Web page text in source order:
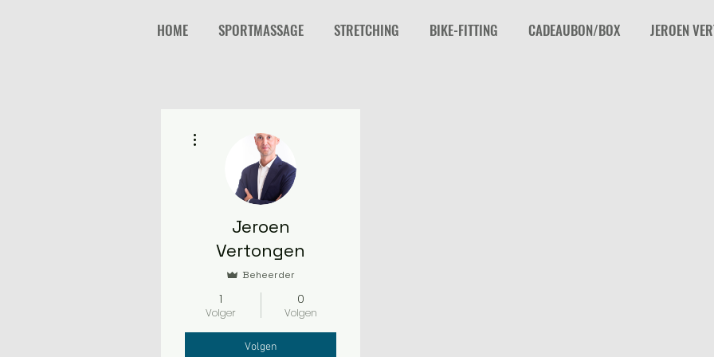
HOME SPORTMASSAGE STRETCHING BIKE-FITTING CADEAUBON/BOX JEROEN
Jeroen
Vertongen
Beheerder
1
Volger
0
Volgen
Volgen